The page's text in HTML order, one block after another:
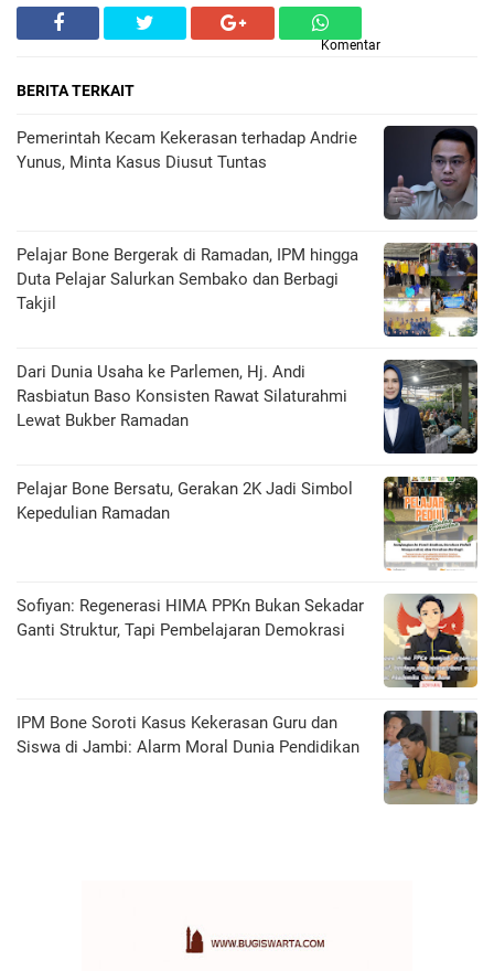
Komentar
BERITA TERKAIT
Pemerintah Kecam Kekerasan terhadap Andrie
Yunus, Minta Kasus Diusut Tuntas
Pelajar Bone Bergerak di Ramadan, IPM hingga
Duta Pelajar Salurkan Sembako dan Berbagi
Takjil
Dari Dunia Usaha ke Parlemen, Hj. Andi
Rasbiatun Baso Konsisten Rawat Silaturahmi
Lewat Bukber Ramadan
Pelajar Bone Bersatu, Gerakan 2K Jadi Simbol
Kepedulian Ramadan
Sofiyan: Regenerasi HIMA PPKn Bukan Sekadar
Ganti Struktur, Tapi Pembelajaran Demokrasi
IPM Bone Soroti Kasus Kekerasan Guru dan
Siswa di Jambi: Alarm Moral Dunia Pendidikan